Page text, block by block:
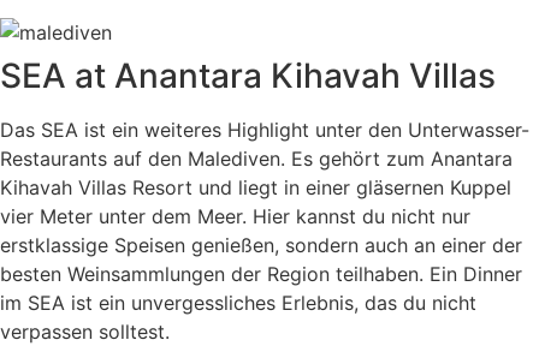
SEA at Anantara Kihavah Villas
Das SEA ist ein weiteres Highlight unter den Unterwasser-
Restaurants auf den Malediven. Es gehört zum Anantara
Kihavah Villas Resort und liegt in einer gläsernen Kuppel
vier Meter unter dem Meer. Hier kannst du nicht nur
erstklassige Speisen genießen, sondern auch an einer der
besten Weinsammlungen der Region teilhaben. Ein Dinner
im SEA ist ein unvergessliches Erlebnis, das du nicht
verpassen solltest.